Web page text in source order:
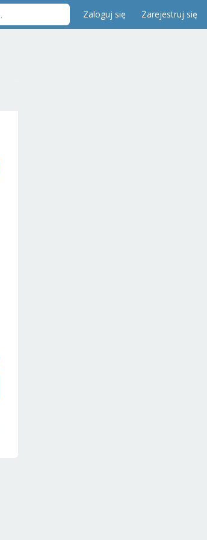
Zaloguj się Zarejestruj się